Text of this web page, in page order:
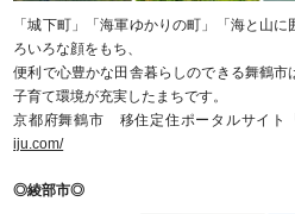
「城下町」「海軍ゆかりの町」「海と山
ろいろな顔をもち、
便利で心豊かな田舎暮らしのできる舞鶴市
子育て環境が充実したまちです。
京都府舞鶴市 移住定住ポータルサイト
iju.com/
◎綾部市◎